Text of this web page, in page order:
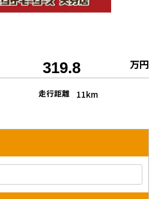
319.8 万円
走行距離 11km